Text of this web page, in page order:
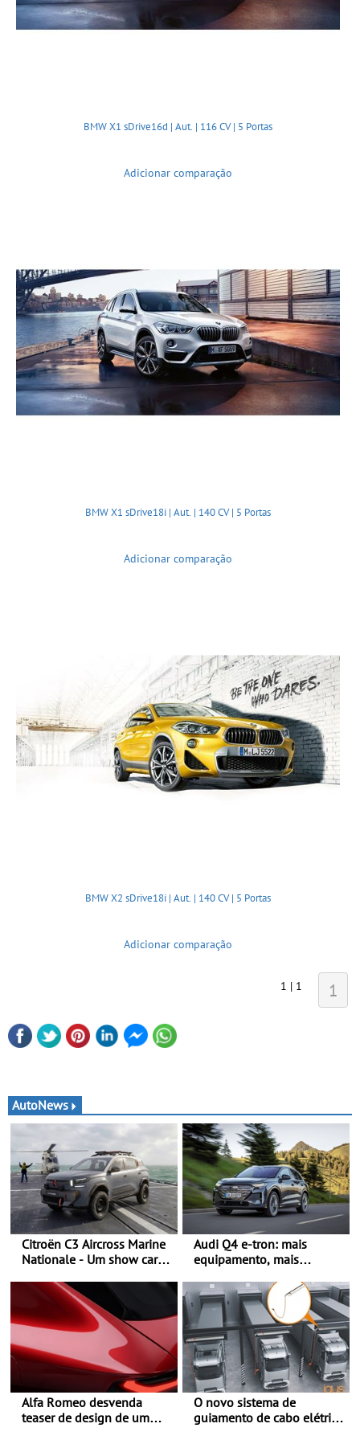
BMW X1 sDrive16d | Aut. | 116 CV | 5 Portas
Adicionar comparação
BMW X1 sDrive18i | Aut. | 140 CV | 5 Portas
Adicionar comparação
BMW X2 sDrive18i | Aut. | 140 CV | 5 Portas
Adicionar comparação
1 | 1 1
AutoNews
Citroën C3 Aircross Marine
Nationale - Um show car
anos de compromisso e
inovação
Audi Q4 e-tron: mais
equipamento, mais
ainda mais competitiva -
Até 740 quilómetros de
autonomia e carregamento
mais rápido
Alfa Romeo desvenda
teaser de design de um
O novo sistema de
guiamento de cabo elétrico